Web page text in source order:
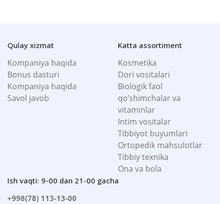
Qulay xizmat
Kompaniya haqida
Bonus dasturi
Kompaniya haqida
Savol javob
Katta assortiment
Kosmetika
Dori vositalari
Biologik faol
qo’shimchalar va
vitaminlar
Intim vositalar
Tibbiyot buyumlari
Ortopedik mahsulotlar
Tibbiy texnika
Ona va bola
Ish vaqti: 9-00 dan 21-00 gacha
+998(78) 113-13-00